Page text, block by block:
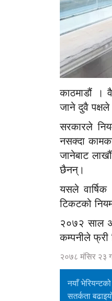
काठमाडौं ।
जाने दुवै
सरकारले
नसक्दा
जानेबाट
छैनन्।
यसले
टिकटको
२०७२ साल
कम्पनीले फ्री
२०७८ मंसिर २३
नयाँ
सतर्कता